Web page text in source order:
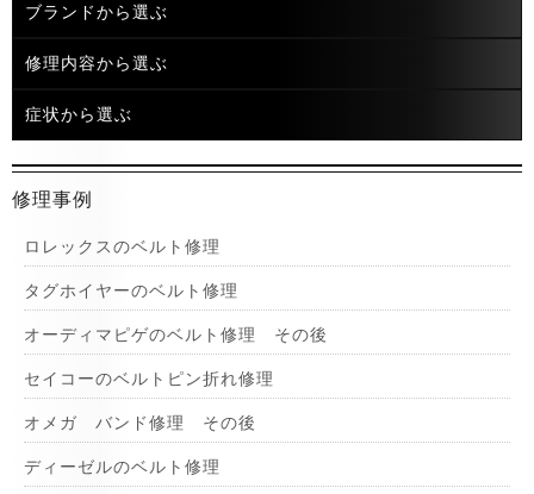
ブランドから選ぶ
修理内容から選ぶ
症状から選ぶ
修理事例
ロレックスのベルト修理
タグホイヤーのベルト修理
オーディマピゲのベルト修理 その後
セイコーのベルトピン折れ修理
オメガ バンド修理 その後
ディーゼルのベルト修理